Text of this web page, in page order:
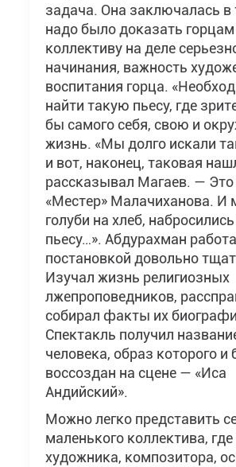
задача. Она заключалась в
надо было доказать
коллективу на деле
начинания, важность
воспитания горца.
найти такую пьесу, где
бы самого себя, свою и
жизнь. «Мы долго искали
и вот, наконец, таковая
рассказывал Магаев. —
«Местер» Малачиханова. И
голуби на хлеб,
пьесу…». Абдурахман
постановкой довольно
Изучал жизнь религиозных
лжепроповедников,
собирал факты их
Спектакль получил
человека, образ которого и
воссоздан на сцене — «Иса
Андийский».
Можно легко представить
маленького коллектива,
художника, композитора,